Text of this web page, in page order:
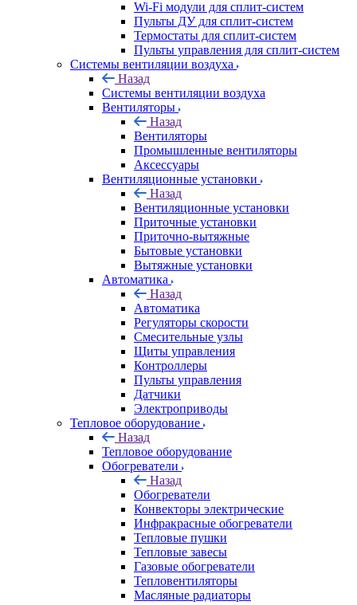
Wi-Fi модули для сплит-систем
Пульты ДУ для сплит-систем
Термостаты для сплит-систем
Пульты управления для сплит-систем
Системы вентиляции воздуха
Назад
Системы вентиляции воздуха
Вентиляторы
Назад
Вентиляторы
Промышленные вентиляторы
Аксессуары
Вентиляционные установки
Назад
Вентиляционные установки
Приточные установки
Приточно-вытяжные
Бытовые установки
Вытяжные установки
Автоматика
Назад
Автоматика
Регуляторы скорости
Смесительные узлы
Щиты управления
Контроллеры
Пульты управления
Датчики
Электроприводы
Тепловое оборудование
Назад
Тепловое оборудование
Обогреватели
Назад
Обогреватели
Конвекторы электрические
Инфракрасные обогреватели
Тепловые пушки
Тепловые завесы
Газовые обогреватели
Тепловентиляторы
Масляные радиаторы